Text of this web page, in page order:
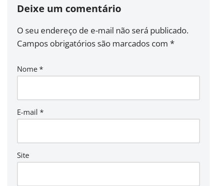
Deixe um comentário
O seu endereço de e-mail não será publicado.
Campos obrigatórios são marcados com *
Nome *
E-mail *
Site